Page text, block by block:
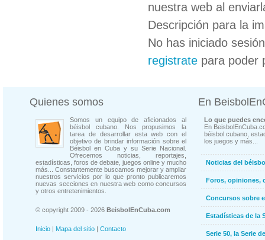
nuestra web al
Descripción para la
No has iniciado
registrate para poder
Quienes somos
Somos un equipo de aficionados al
béisbol cubano. Nos propusimos la
tarea de desarrollar esta web con el
objetivo de brindar información sobre el
Béisbol en Cuba y su Serie Nacional.
Ofrecemos noticias, reportajes,
estadísticas, foros de debate, juegos online y mucho
más... Constantemente buscamos mejorar y ampliar
nuestros servicios por lo que pronto publicaremos
nuevas secciones en nuestra web como concursos
y otros entretenimientos.
© copyright 2009 - 2026 BeisbolEnCuba.com
Inicio | Mapa del sitio | Contacto
En
Lo que puedes
En
béisbol cubano,
los juegos y más...
Noticias del
Foros, opiniones,
Concursos sobre
Estadísticas de la
Serie 50, la Serie